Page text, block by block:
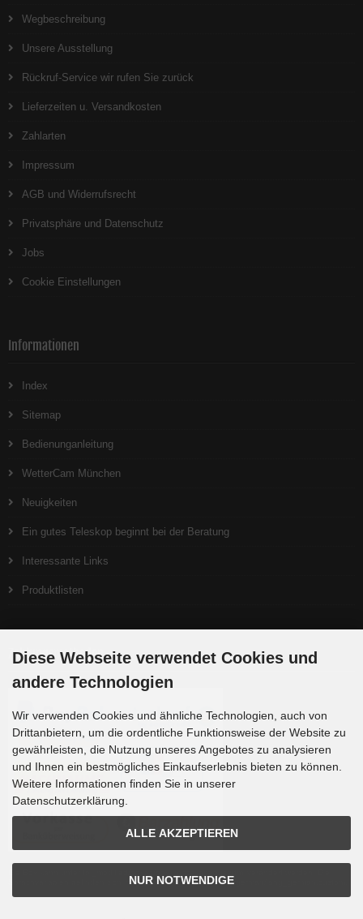
Wegbeschreibung
Unsere Ausstellung
Rückruf-Service wir rufen Sie zurück
Lieferzeiten u. Versandkosten
Zahlarten
Impressum
AGB und Widerrufsrecht
Privatsphäre und Datenschutz
Jobs
Cookie Einstellungen
Informationen
Index
Sitemap
Bedienunganleitung
WetterCam München
Neuigkeiten
Ein gutes Teleskop beginnt bei der Beratung
Interessante Links
Produktlisten
Zahlungsmethoden
Sprachvariablen befinden sich in der Datei tpl_modified/lang/german/lang_german.custom.
Diese Webseite verwendet Cookies und
andere Technologien
Wir verwenden Cookies und ähnliche Technologien, auch von
Drittanbietern, um die ordentliche Funktionsweise der Website zu
gewährleisten, die Nutzung unseres Angebotes zu analysieren
und Ihnen ein bestmögliches Einkaufserlebnis bieten zu können.
Weitere Informationen finden Sie in unserer
Datenschutzerklärung.
ALLE AKZEPTIEREN
NUR NOTWENDIGE